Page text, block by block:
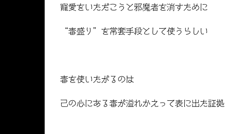
寵愛をいただこうと邪魔者を消すために
“毒盛り”を常套手段として使うらしい
毒を使いたがるのは
己の心にある毒が溢れかえって表に出た証拠